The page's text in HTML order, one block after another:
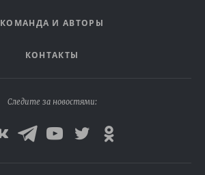
КОМАНДА И АВТОРЫ
КОНТАКТЫ
Следите за новостями: